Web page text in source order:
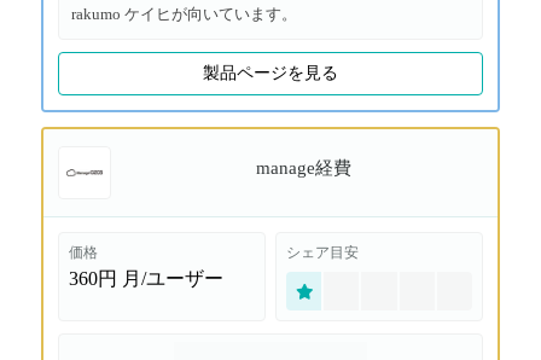
rakumo ケイヒが向いています。
製品ページを見る
manage経費
価格
360円 月/ユーザー
シェア目安